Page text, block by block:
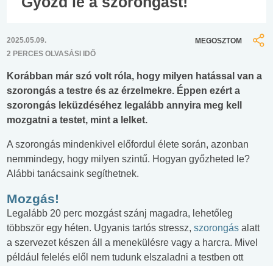
2025.05.09.
2 PERCES OLVASÁSI IDŐ
MEGOSZTOM
Korábban már szó volt róla, hogy milyen hatással van a
szorongás a testre és az érzelmekre. Éppen ezért a
szorongás leküzdéséhez legalább annyira meg kell
mozgatni a testet, mint a lelket.
A szorongás mindenkivel előfordul élete során, azonban
nemmindegy, hogy milyen szintű. Hogyan győzheted le?
Alábbi tanácsaink segíthetnek.
Mozgás!
Legalább 20 perc mozgást szánj magadra, lehetőleg
többször egy héten. Ugyanis tartós stressz, szorongás alatt
a szervezet készen áll a menekülésre vagy a harcra. Mivel
például felelés elől nem tudunk elszaladni a testben ott